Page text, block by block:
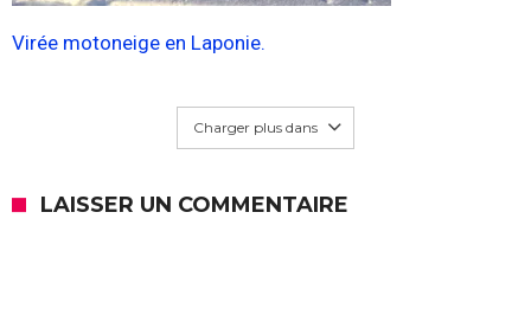
Virée motoneige en Laponie.
Charger plus dans
LAISSER UN COMMENTAIRE